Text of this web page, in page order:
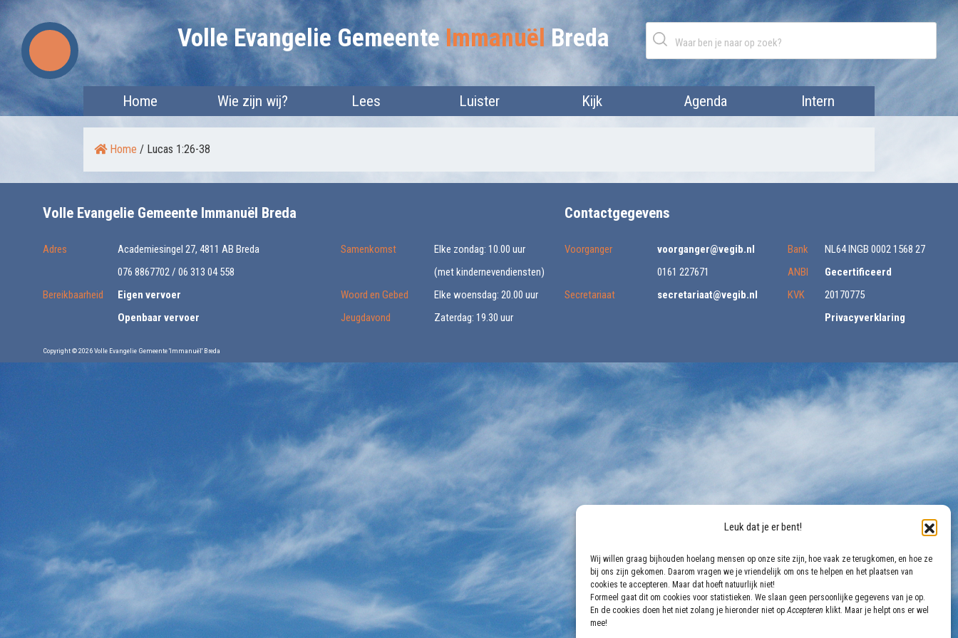
Leuk dat je er bent!
Wij willen graag bijhouden hoelang mensen op onze site zijn, hoe vaak ze terugkomen, en hoe ze
bij ons zijn gekomen. Daarom vragen we je vriendelijk om ons te helpen en het plaatsen van
cookies te accepteren. Maar dat hoeft natuurlijk niet!
Formeel gaat dit om cookies voor statistieken. We slaan geen persoonlijke gegevens van je op.
En de cookies doen het niet zolang je hieronder niet opAccepteren klikt. Maar je helpt ons er wel
mee!
Skip
to
content
Volle Evangelie Gemeente Immanuël Breda
Home Wie zijn wij? Lees Luister Kijk Agenda Intern
Home / Lucas 1:26-38
Volle Evangelie Gemeente Immanuël Breda
Adres
Academiesingel 27, 4811 AB Breda
076 8867702 / 06 313 04 558
Bereikbaarheid
Eigen vervoer
Openbaar vervoer
Samenkomst
Elke zondag: 10.00 uur
(met kindernevendiensten)
Woord en Gebed
Elke woensdag: 20.00 uur
Jeugdavond
Zaterdag: 19.30 uur
Contactgegevens
Voorganger
voorganger@vegib.nl
0161 227671
Secretariaat
secretariaat@vegib.nl
Bank
NL64 INGB 0002 1568 27
ANBI
Gecertificeerd
KVK
20170775
Privacyverklaring
Copyright © 2026 Volle Evangelie Gemeente 'Immanuël' Breda